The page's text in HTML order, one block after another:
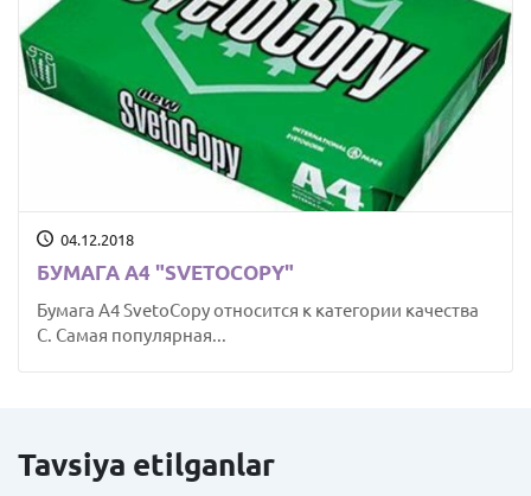
04.12.2018
БУМАГА А4 "SVETOCOPY"
Бумага А4 SvetoCopy относится к категории качества
C. Самая популярная...
Tavsiya etilganlar